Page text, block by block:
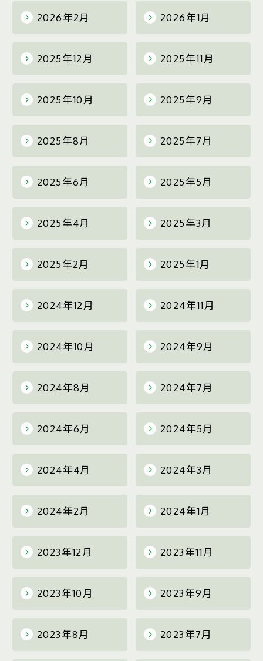
2026年2月 2026年1月
2025年12月 2025年11月
2025年10月 2025年9月
2025年8月 2025年7月
2025年6月 2025年5月
2025年4月 2025年3月
2025年2月 2025年1月
2024年12月 2024年11月
2024年10月 2024年9月
2024年8月 2024年7月
2024年6月 2024年5月
2024年4月 2024年3月
2024年2月 2024年1月
2023年12月 2023年11月
2023年10月 2023年9月
2023年8月 2023年7月